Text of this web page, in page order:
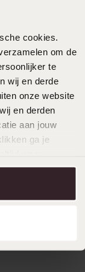
cookies.
om de
te
wij en derde
onze website
en derden
aan jouw
ga je
.